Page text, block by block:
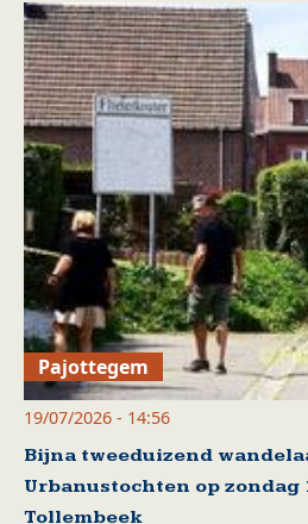
Pajottegem
19/07/2026 - 14:56
Bijna tweeduizend
Urbanustochten op zondag
Tollembeek